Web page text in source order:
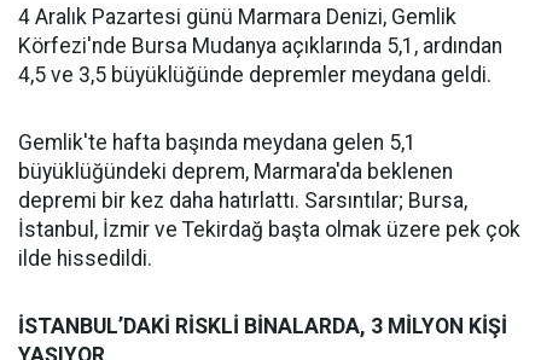
4 Aralık Pazartesi günü Marmara Denizi, Gemlik
Körfezi'nde Bursa Mudanya açıklarında 5,1, ardından
4,5 ve 3,5 büyüklüğünde depremler meydana geldi.
Gemlik'te hafta başında meydana gelen 5,1
büyüklüğündeki deprem, Marmara'da beklenen
depremi bir kez daha hatırlattı. Sarsıntılar; Bursa,
İstanbul, İzmir ve Tekirdağ başta olmak üzere pek çok
ilde hissedildi.
İSTANBUL’DAKİ RİSKLİ BİNALARDA, 3 MİLYON KİŞİ
YAŞIYOR